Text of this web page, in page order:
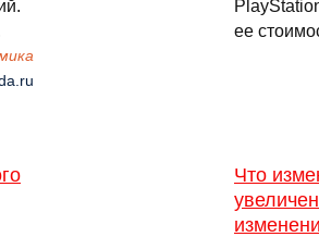
ее
Что